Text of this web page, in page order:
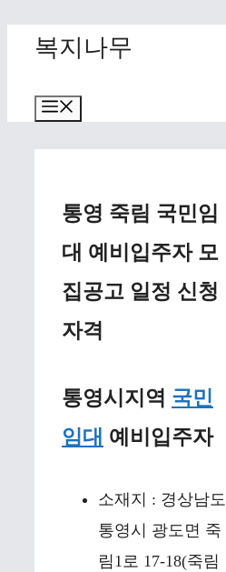
content
복지나무
통영 죽림 국민임
대 예비입주자 모
집공고 일정 신청
자격
통영시지역 국민
임대 예비입주자
소재지 : 경상남도
통영시 광도면 죽
림1로 17-18(죽림